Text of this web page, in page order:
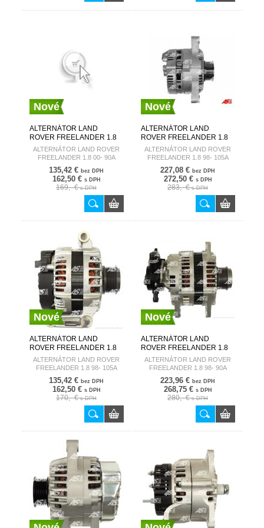
Nové
ALTERNÁTOR LAND
ROVER FREELANDER 1.8
00- 90A A6002
AUTOSTARTER
ALTERNÁTOR LAND ROVER
FREELANDER 1.8 00- 90A
A6002
135,42 € bez DPH
162,50 € s DPH
169,- €s DPH
Nové
ALTERNÁTOR LAND
ROVER FREELANDER 1.8
98- 105A A6091(DENSO)
AUTOSTARTER
ALTERNÁTOR LAND ROVER
FREELANDER 1.8 98- 105A
A6091(DENSO)
227,08 € bez DPH
272,50 € s DPH
283,- €s DPH
Nové
ALTERNÁTOR LAND
ROVER FREELANDER 1.8
98- 105A A6205
AUTOSTARTER
ALTERNÁTOR LAND ROVER
FREELANDER 1.8 98- 105A
A6205
135,42 € bez DPH
162,50 € s DPH
170,- €s DPH
Nové
ALTERNÁTOR LAND
ROVER FREELANDER 1.8
98- 90A A6191(DENSO)
AUTOSTARTER
ALTERNÁTOR LAND ROVER
FREELANDER 1.8 98- 90A
A6191(DENSO)
223,96 € bez DPH
268,75 € s DPH
280,- €s DPH